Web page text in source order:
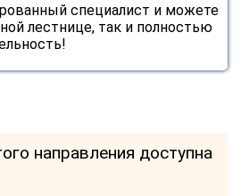
специалист и можете
лестнице, так и полностью
направления доступна